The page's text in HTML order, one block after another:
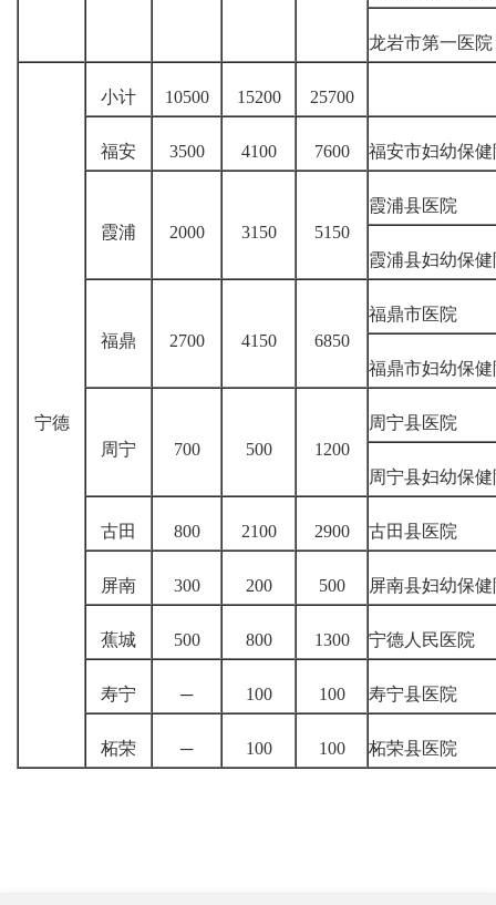
龙岩市第一医院
宁德
小计 10500 15200 25700
福安 3500 4100 7600 福安市妇幼保健
霞浦 2000 3150 5150
霞浦县医院
霞浦县妇幼保健
福鼎 2700 4150 6850
福鼎市医院
福鼎市妇幼保健
周宁 700 500 1200
周宁县医院
周宁县妇幼保
古田 800 2100 2900 古田县医院
屏南 300 200 500 屏南县妇幼保
蕉城 500 800 1300 宁德人民医院
寿宁 ─ 100 100 寿宁县医院
柘荣 ─ 100 100 柘荣县医院